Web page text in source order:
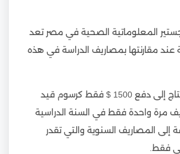
المعلوماتية الصحية في مصر تعد
عند مقارنتها بمصاريف الدراسة في هذه
فالطالب الدولي يحتاج إلى دفع 1500 $ فقط كرسوم قيد
مرة واحدة فقط في السنة الدراسية
إلى المصاريف السنوية والتي تقدر